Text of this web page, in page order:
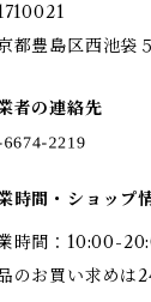
都豊島区西池袋
者の連絡先
時間・ショップ
時間：10:00-
のお買い求めは